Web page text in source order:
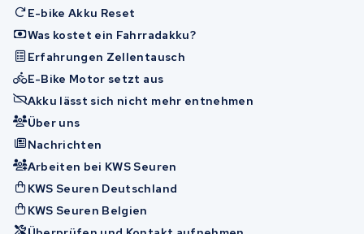
E-bike Akku Reset
Was kostet ein Fahrradakku?
Erfahrungen Zellentausch
E-Bike Motor setzt aus
Akku lässt sich nicht mehr entnehmen
Über uns
Nachrichten
Arbeiten bei KWS Seuren
KWS Seuren Deutschland
KWS Seuren Belgien